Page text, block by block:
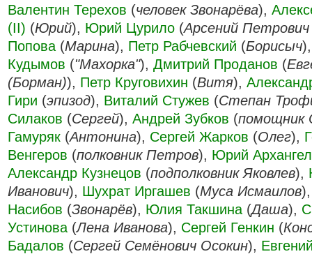
Валентин Терехов (человек Звонарёва),
(II) (Юрий), Юрий Цурило (Арсений Петрович
Попова (Марина), Петр Рабчевский (Борисыч
Кудымов ("Махорка"), Дмитрий Проданов (
(Борман)), Петр Круговихин (Витя),
Гири (эпизод), Виталий Стужев (Степан
Силаков (Сергей), Андрей Зубков (помощник
Гамуряк (Антонина), Сергей Жарков (Олег),
Венгеров (полковник Петров), Юрий
Александр Кузнецов (подполковник Яковлев),
Иванович), Шухрат Иргашев (Муса Исмаилов
Насибов (Звонарёв), Юлия Такшина (Даша),
Устинова (Лена Иванова), Сергей Генкин (
Бадалов (Сергей Семёнович Осокин),